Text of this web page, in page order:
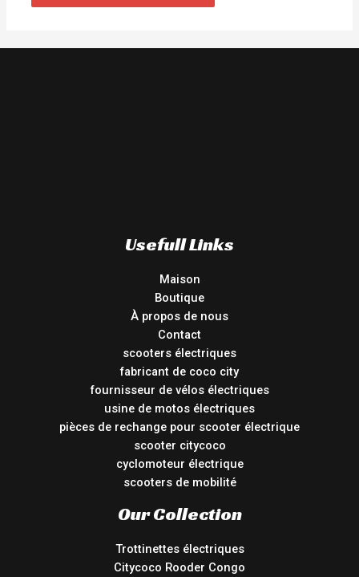
Usefull Links
Maison
Boutique
À propos de nous
Contact
scooters électriques
fabricant de coco city
fournisseur de vélos électriques
usine de motos électriques
pièces de rechange pour scooter électrique
scooter citycoco
cyclomoteur électrique
scooters de mobilité
Our Collection
Trottinettes électriques
Citycoco Rooder Congo